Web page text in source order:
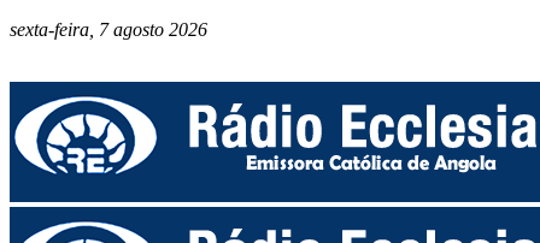
sexta-feira, 7 agosto 2026